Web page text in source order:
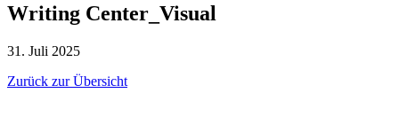
Writing Center_Visual
31. Juli 2025
Zurück zur Übersicht